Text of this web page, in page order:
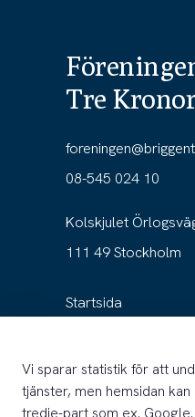
Tre
08-545 024 10
Kolskjulet
111 49 Stockholm
Startsida
Fartyget
Vi sparar statistik för att
tjänster, men hemsidan